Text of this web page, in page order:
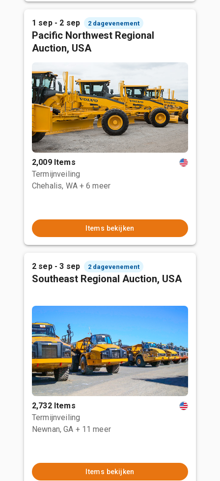
1 sep - 2 sep 2 dagevenement
Pacific Northwest Regional
Auction, USA
2,009 Items
Termijnveiling
Chehalis, WA + 6 meer
Items bekijken
2 sep - 3 sep 2 dagevenement
Southeast Regional Auction, USA
2,732 Items
Termijnveiling
Newnan, GA + 11 meer
Items bekijken